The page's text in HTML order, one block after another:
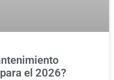
el 2026?